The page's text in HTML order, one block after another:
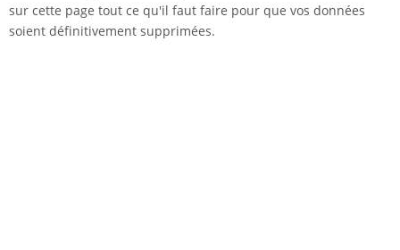
sur cette page tout ce qu'il faut faire pour que vos données
soient définitivement supprimées.